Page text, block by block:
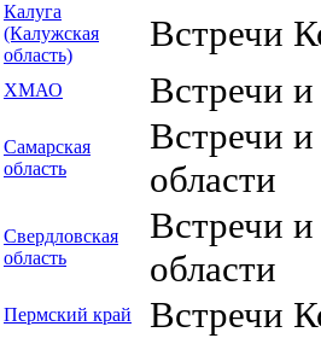
Калуга
(Калужская
область)
Встречи
ХМАО Встречи
Самарская
область
Встречи
области
Свердловская
область
Встречи
области
Пермский край Встречи